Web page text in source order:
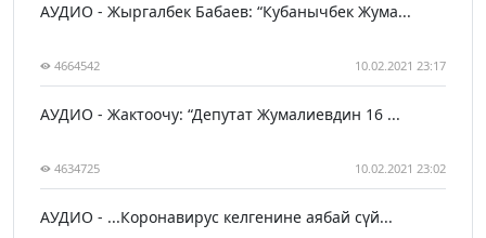
АУДИО - Жыргалбек Бабаев: “Кубанычбек Жума...
4664542 10.02.2021 23:17
АУДИО - Жактоочу: “Депутат Жумалиевдин 16 ...
4634725 10.02.2021 23:02
АУДИО - ...Коронавирус келгенине аябай сүй...